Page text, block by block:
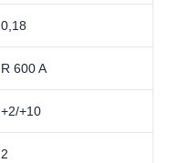
0,18
R 600 A
+2/+10
2